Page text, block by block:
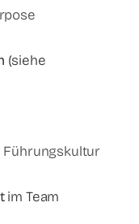
(siehe
Führungskultur
im Team